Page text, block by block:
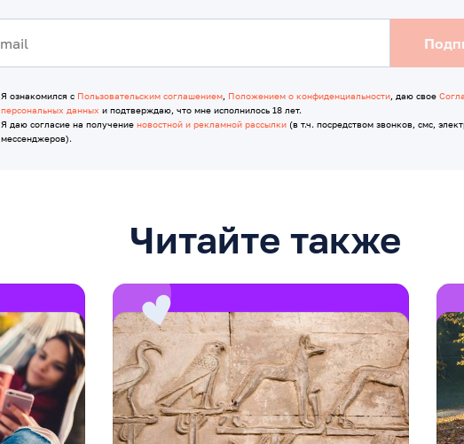
Я ознакомился с Пользовательским соглашением, Положением о конфиденциальности, даю свое
персональных данных и подтверждаю, что мне исполнилось 18 лет.
Я даю согласие на получение новостной и рекламной рассылки (в т.ч. посредством звонков, смс,
мессенджеров).
Читайте также